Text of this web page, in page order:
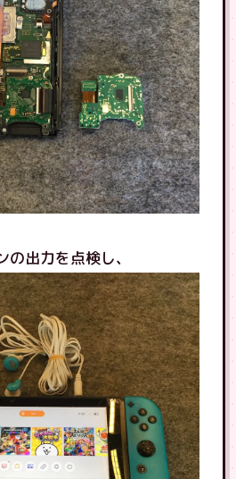
出力を点検し、